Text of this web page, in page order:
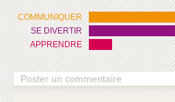
COMMUNIQUER
SE DIVERTIR
APPRENDRE
Poster un commentaire